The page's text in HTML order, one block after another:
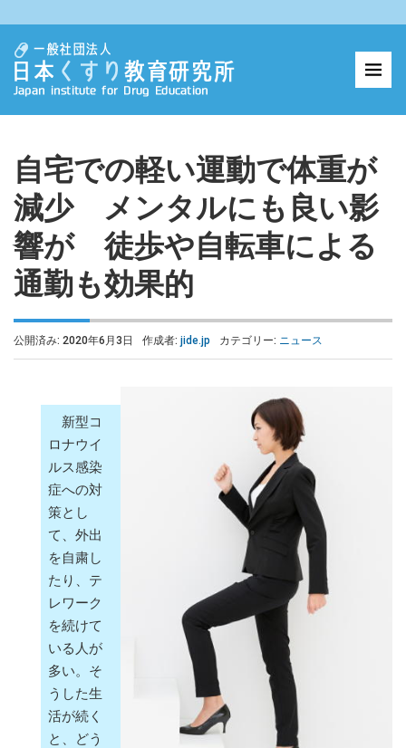
自宅での軽い運動で体重が
減少 メンタルにも良い影
響が 徒歩や自転車による
通勤も効果的
公開済み: 2020年6月3日 作成者: jide.jp カテゴリー: ニュース
新型コ
ロナウイ
ルス感染
症への対
策とし
て、外出
を自粛し
たり、テ
レワーク
を続けて
いる人が
多い。そ
うした生
活が続く
と、どう